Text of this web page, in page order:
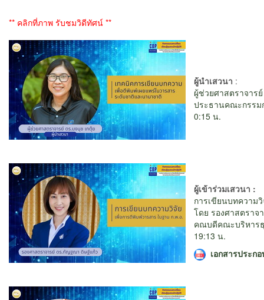
** คลิกที่ภาพ รับชมวิดีทัศน์ **
ผู้นำเสวนา :
ผู้ช่วยศาสตราจาร
ประธานคณะกรรม
0:15 น.
ผู้เข้าร่วมเสวนา :
การเขียนบทความ
โดย รองศาสตรา
คณบดีคณะบริหาร
19:13 น.
เอกสารประก